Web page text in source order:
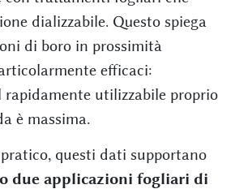
dializzabile. Questo spiega
di boro in prossimità
efficaci:
utilizzabile proprio
è massima.
questi dati supportano
due applicazioni fogliari di